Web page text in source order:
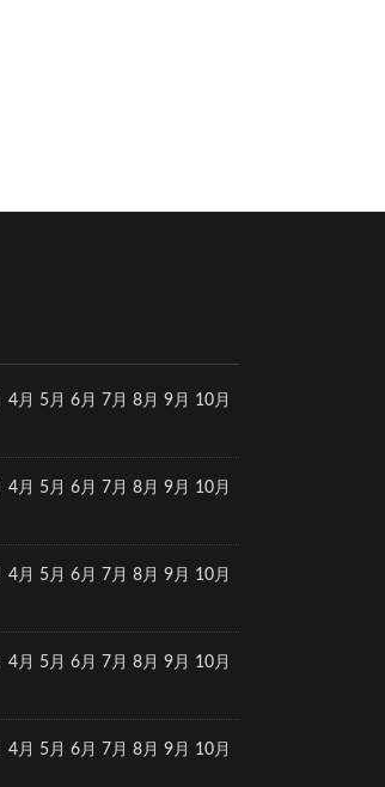
4月 5月 6月 7月 8月 9月
10月
4月 5月 6月 7月 8月 9月
10月
4月 5月 6月 7月 8月 9月
10月
4月 5月 6月 7月 8月 9月
10月
4月 5月 6月 7月 8月 9月
10月